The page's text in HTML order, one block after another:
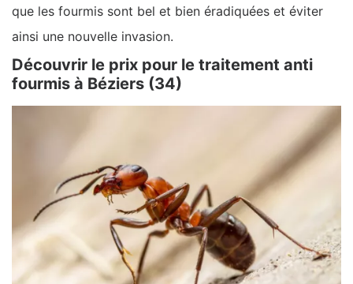
que les fourmis sont bel et bien éradiquées et éviter
ainsi une nouvelle invasion.
Découvrir le prix pour le traitement anti
fourmis à Béziers (34)